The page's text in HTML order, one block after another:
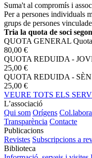
Suma't al compromís i
Per a persones individuals
grups de persones
Tria la quota de soci
QUOTA GENERAL
80,00 €
QUOTA REDUIDA -
25,00 €
QUOTA REDUIDA -
25,00 €
VEURE TOTS ELS
L’associació
Qui som Orígens
Transparència Contacte
Publicacions
Revistes Subscripcions a
Biblioteca